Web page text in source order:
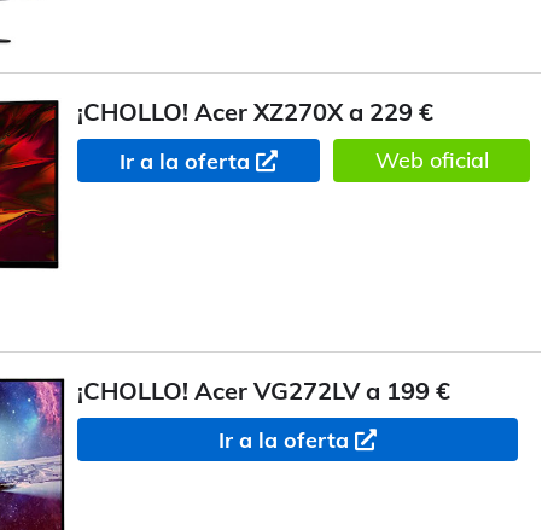
¡CHOLLO! Acer XZ270X a 229 €
Ir a la oferta Web oficial
¡CHOLLO! Acer VG272LV a 199 €
Ir a la oferta